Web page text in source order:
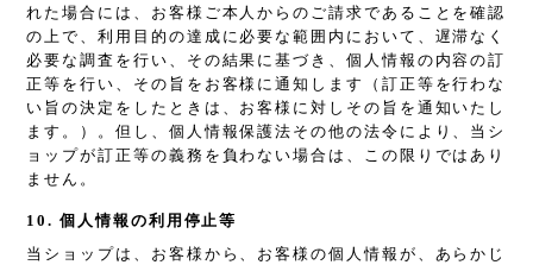
れた場合には、お客様ご本人からのご請求であることを確認
の上で、利用目的の達成に必要な範囲内において、遅滞なく
必要な調査を行い、その結果に基づき、個人情報の内容の訂
正等を行い、その旨をお客様に通知します（訂正等を行わな
い旨の決定をしたときは、お客様に対しその旨を通知いたし
ます。）。但し、個人情報保護法その他の法令により、当シ
ョップが訂正等の義務を負わない場合は、この限りではあり
ません。
10. 個人情報の利用停止等
当ショップは、お客様から、お客様の個人情報が、あらかじ